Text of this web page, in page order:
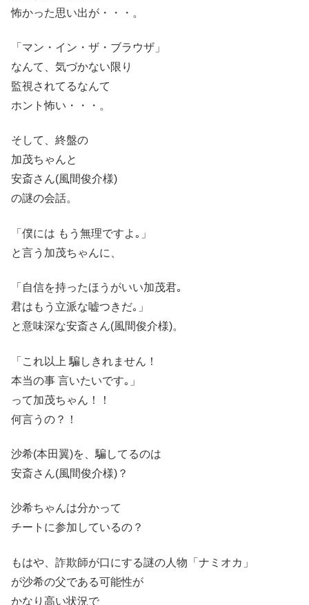
怖かった思い出が・・・。
「マン・イン・ザ・ブラウザ」
なんて、気づかない限り
監視されてるなんて
ホント怖い・・・。
そして、終盤の
加茂ちゃんと
安斎さん(風間俊介様)
の謎の会話。
「僕には もう無理ですよ｡」
と言う加茂ちゃんに、
「自信を持ったほうがいい加茂君｡
君はもう立派な嘘つきだ｡」
と意味深な安斎さん(風間俊介様)。
「これ以上 騙しきれません！
本当の事 言いたいです｡」
って加茂ちゃん！！
何言うの？！
沙希(本田翼)を、騙してるのは
安斎さん(風間俊介様)？
沙希ちゃんは分かって
チートに参加しているの？
もはや、詐欺師が口にする謎の人物「ナミオカ」
が沙希の父である可能性が
かなり高い状況で